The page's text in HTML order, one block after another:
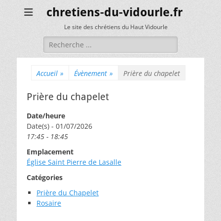
chretiens-du-vidourle.fr
Le site des chrétiens du Haut Vidourle
Rechercher :
Accueil » Évènement » Prière du chapelet
Prière du chapelet
Date/heure
Date(s) - 01/07/2026
17:45 - 18:45
Emplacement
Église Saint Pierre de Lasalle
Catégories
Prière du Chapelet
Rosaire